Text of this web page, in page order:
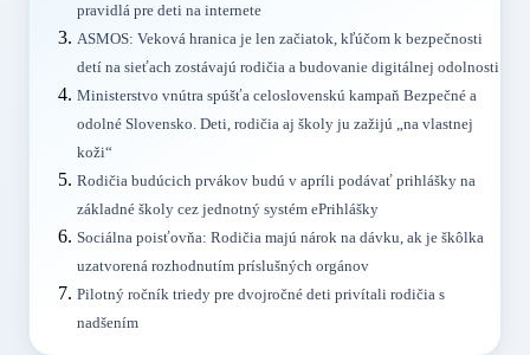
pravidlá pre deti na internete
ASMOS: Veková hranica je len začiatok, kľúčom k bezpečnosti
detí na sieťach zostávajú rodičia a budovanie digitálnej odolnosti
Ministerstvo vnútra spúšťa celoslovenskú kampaň Bezpečné a
odolné Slovensko. Deti, rodičia aj školy ju zažijú „na vlastnej
koži“
Rodičia budúcich prvákov budú v apríli podávať prihlášky na
základné školy cez jednotný systém ePrihlášky
Sociálna poisťovňa: Rodičia majú nárok na dávku, ak je škôlka
uzatvorená rozhodnutím príslušných orgánov
Pilotný ročník triedy pre dvojročné deti privítali rodičia s
nadšením